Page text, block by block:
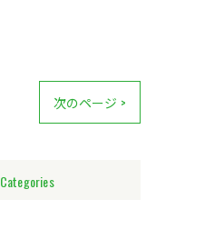
次のページ >
Categories